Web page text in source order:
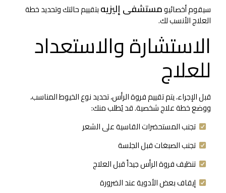
سيقوم أخصائيومستشفى إليزيهبتقييم حالتك وتحديد خطة
العلاج الأنسب لك.
الاستشارة والاستعداد
للعلاج
قبل الإجراء، يتم تقييم فروة الرأس، تحديد نوع الخيوط المناسب،
ووضع خطة علاج شخصية. قد يُطلب منك:
تجنب المستحضرات القاسية على الشعر
تجنب الصبغات قبل الجلسة
تنظيف فروة الرأس جيداً قبل العلاج
إيقاف بعض الأدوية عند الضرورة